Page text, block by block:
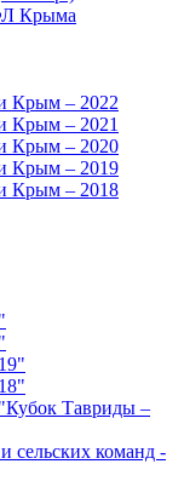
Крыма
Крым – 2022
Крым – 2021
Крым – 2020
Крым – 2019
Крым – 2018
Тавриды –
сельских команд -